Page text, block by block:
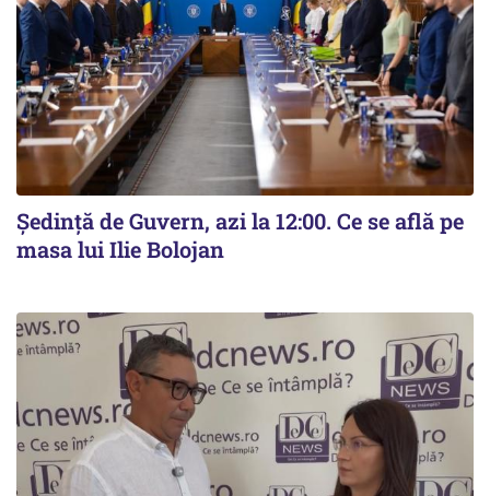
Ședință de Guvern, azi la 12:00. Ce se află pe
masa lui Ilie Bolojan